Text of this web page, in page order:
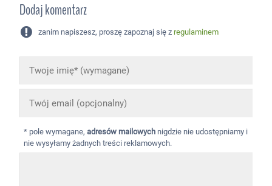
Dodaj komentarz
zanim napiszesz, proszę zapoznaj się z regulaminem
* pole wymagane,adresów mailowych nigdzie nie udostępniamy i
nie wysyłamy żadnych treści reklamowych.